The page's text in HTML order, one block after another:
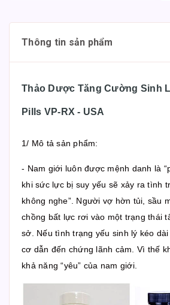
Thông tin sản phẩm
Thảo Dược Tăng Cường Sinh
Pills VP-RX - USA
1/ Mô tả sản phẩm:
- Nam giới luôn được mệnh danh là
khi sức lực bị suy yếu sẽ xảy ra tình
không nghe”. Người vợ hờn tủi, sầu
chồng bất lực rơi vào một trạng thái
sở. Nếu tình trạng yếu sinh lý kéo
cơ dẫn đến chứng lãnh cảm. Vì thế
khả năng “yêu” của nam giới.